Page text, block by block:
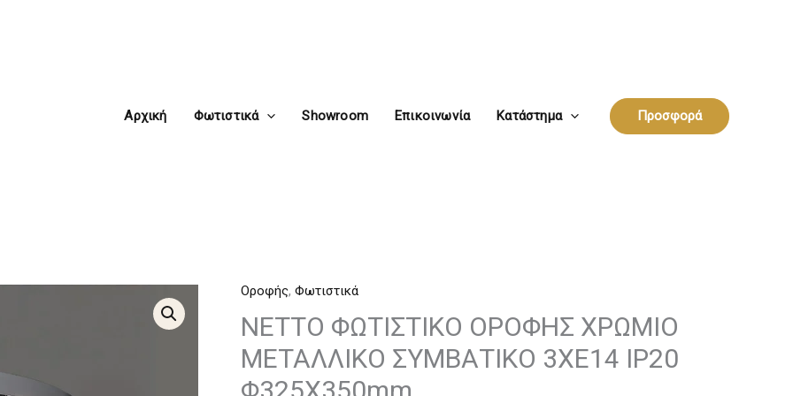
Αρχική Φωτιστικά Showroom Επικοινωνία Κατάστημα Προσφορά
Οροφής, Φωτιστικά
NETTO ΦΩΤΙΣΤΙΚΟ ΟΡΟΦΗΣ ΧΡΩΜΙΟ
ΜΕΤΑΛΛΙΚΟ ΣΥΜΒΑΤΙΚΟ 3ΧΕ14 IP20
NETTO
ΦΩΤΙΣΤΙΚΟ
ΧΡΩΜΙΟ
ΜΕΤΑΛΛΙΚΟ